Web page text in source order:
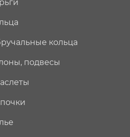
кольца
подвесы